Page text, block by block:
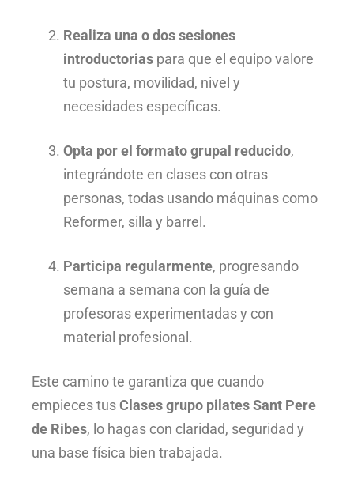
Realiza una o dos sesiones
introductorias para que el equipo valore
tu postura, movilidad, nivel y
necesidades específicas.
Opta por el formato grupal reducido,
integrándote en clases con otras
personas, todas usando máquinas como
Reformer, silla y barrel.
Participa regularmente, progresando
semana a semana con la guía de
profesoras experimentadas y con
material profesional.
Este camino te garantiza que cuando
empieces tusClases grupo pilates Sant Pere
de Ribes, lo hagas con claridad, seguridad y
una base física bien trabajada.